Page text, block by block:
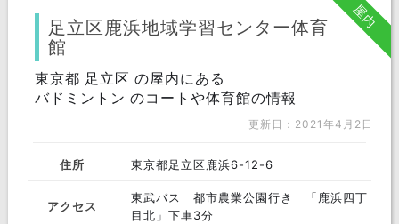
屋内
足立区鹿浜地域学習センター体育
館
東京都 足立区 の屋内にある
バドミントン のコートや体育館の情報
更新日：2021年4月2日
住所 東京都足立区鹿浜6-12-6
アクセス
東武バス 都市農業公園行き 「鹿浜四丁
目北」下車3分